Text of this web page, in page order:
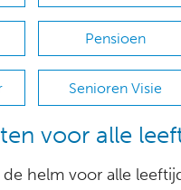
Pensioen
Senioren Visie
voor alle
helm voor alle